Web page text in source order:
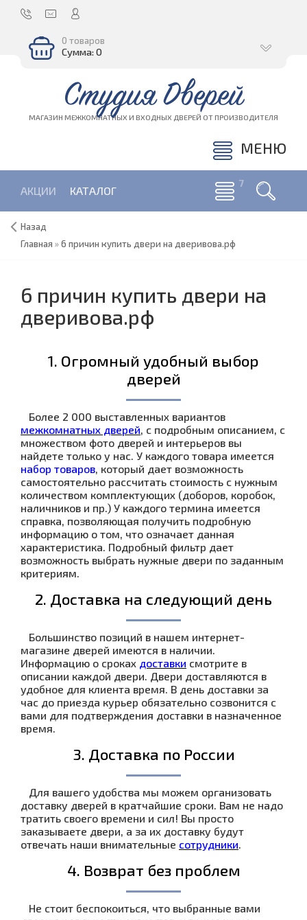
0 товаров
Сумма: 0
Студия Дверей
МАГАЗИН МЕЖКОМНАТНЫХ И ВХОДНЫХ ДВЕРЕЙ ОТ ПРОИЗВОДИТЕЛЯ
МЕНЮ
АКЦИИ КАТАЛОГ
Назад
Главная »6 причин купить двери на дверивова.рф
6 причин купить двери на
дверивова.рф
1. Огромный удобный выбор
дверей
Более 2 000 выставленных вариантов
межкомнатных дверей, с подробным описанием, с
множеством фото дверей и интерьеров вы
найдете только у нас. У каждого товара имеется
набор товаров, который дает возможность
самостоятельно рассчитать стоимость с нужным
количеством комплектующих (доборов, коробок,
наличников и пр.) У каждого термина имеется
справка, позволяющая получить подробную
информацию о том, что означает данная
характеристика. Подробный фильтр дает
возможность выбрать нужные двери по заданным
критериям.
2. Доставка на следующий день
Большинство позиций в нашем интернет-
магазине дверей имеются в наличии.
Информацию о сроках доставки смотрите в
описании каждой двери. Двери доставляются в
удобное для клиента время. В день доставки за
час до приезда курьер обязательно созвонится с
вами для подтверждения доставки в назначенное
время.
3. Доставка по России
Для вашего удобства мы можем организовать
доставку дверей в кратчайшие сроки. Вам не надо
тратить своего времени и сил! Вы просто
заказываете двери, а за их доставку будут
отвечать наши внимательные сотрудники.
4. Возврат без проблем
Не стоит беспокоиться, что выбранные вами